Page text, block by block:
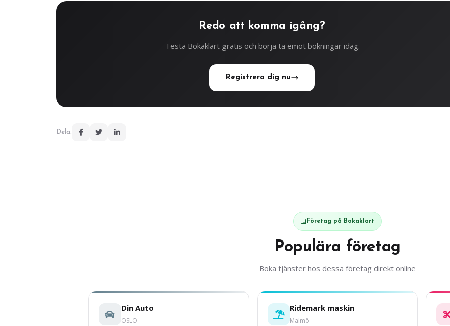
Redo att komma igång?
Testa Bokaklart gratis och börja ta emot bokningar idag.
Registrera dig nu
Dela:
Företag på Bokaklart
Populära företag
Boka tjänster hos dessa företag direkt online
Din Auto
OSLO
Ridemark maskin
Malmö